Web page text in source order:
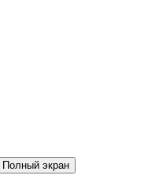
Полный экран